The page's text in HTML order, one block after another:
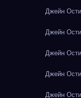
Джейн
Джейн
Джейн
Джейн
Джейн